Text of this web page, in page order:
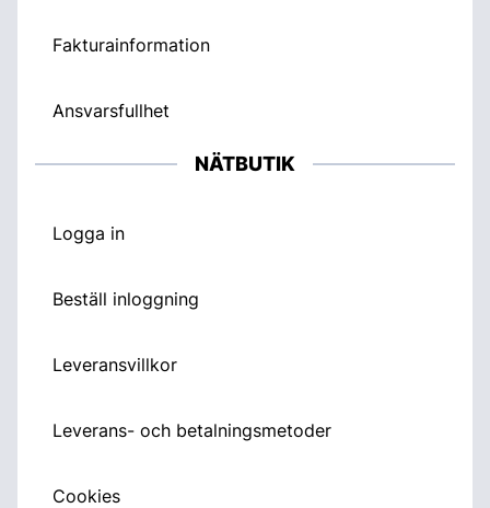
Fakturainformation
Ansvarsfullhet
NÄTBUTIK
Logga in
Beställ inloggning
Leveransvillkor
Leverans- och betalningsmetoder
Cookies